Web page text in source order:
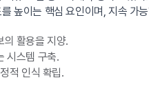
높이는 핵심 요인이며, 지속 가
활용을 지양.
시스템 구축.
적 인식 확립.